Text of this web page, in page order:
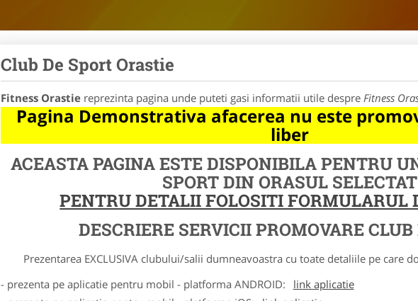
Club De Sport Orastie
Fitness Orastiereprezinta pagina unde puteti gasi informatii utile despre Fitness
Pagina Demonstrativa afacerea nu este
liber
ACEASTA PAGINA ESTE DISPONIBILA PENTRU
SPORT DIN ORASUL SELECTAT
PENTRU DETALII FOLOSITI FORMULARUL
DESCRIERE SERVICII PROMOVARE CLUB
Prezentarea EXCLUSIVA clubului/salii dumneavoastra cu toate detaliile pe care
- prezenta pe aplicatie pentru mobil - platforma ANDROID:
link aplicatie